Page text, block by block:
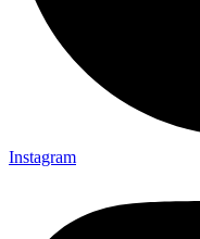
Instagram